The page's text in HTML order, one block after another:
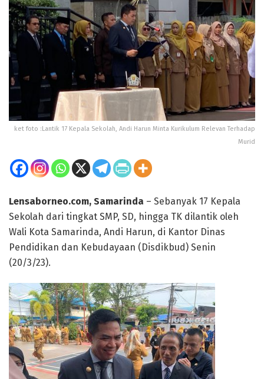
ket foto :Lantik 17 Kepala Sekolah, Andi Harun Minta Kurikulum Relevan Terhadap
Murid
Lensaborneo.com, Samarinda – Sebanyak 17 Kepala
Sekolah dari tingkat SMP, SD, hingga TK dilantik oleh
Wali Kota Samarinda, Andi Harun, di Kantor Dinas
Pendidikan dan Kebudayaan (Disdikbud) Senin
(20/3/23).